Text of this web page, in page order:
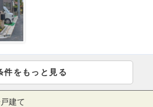
件をもっと見る
建て